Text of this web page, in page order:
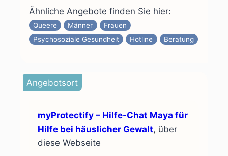
Ähnliche Angebote finden Sie hier:
Queere Männer
Frauen
Psychosoziale Gesundheit
Hotline Beratung
Angebotsort
myProtectify – Hilfe-Chat Maya für
Hilfe bei häuslicher Gewalt, über
diese Webseite